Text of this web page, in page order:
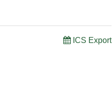
ICS Export